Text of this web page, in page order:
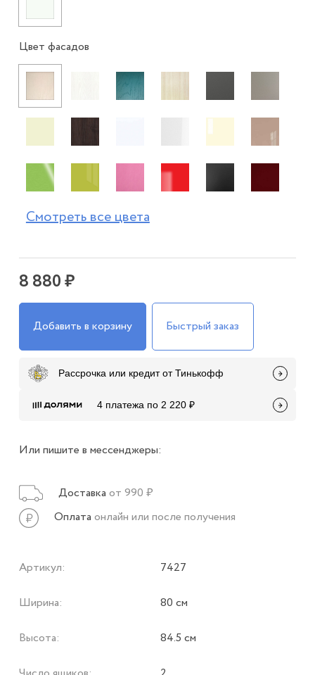
Цвет фасадов
Смотреть все цвета
8 880 ₽
Добавить в корзину Быстрый заказ
Рассрочка или кредит от Тинькофф
4 платежа по 2 220 ₽
Или пишите в мессенджеры:
Доставка от 990 ₽
Оплата онлайн или после получения
Артикул: 7427
Ширина: 80 см
Высота: 84.5 см